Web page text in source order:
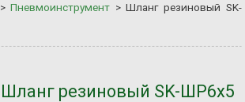
>Пневмоинструмент >Шланг резиновый SK-
Шланг резиновый SK-ШР6х5